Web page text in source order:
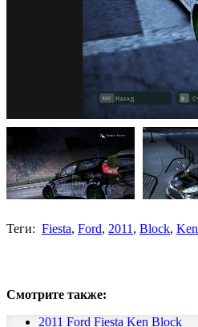
Теги: Fiesta, Ford, 2011 , Block, Ken
Смотрите также:
2011 Ford Fiesta Ken Block